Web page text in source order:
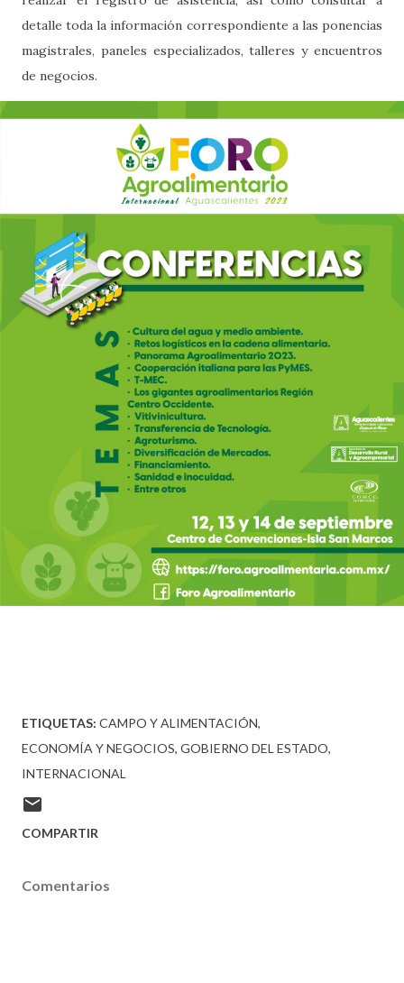
detalle toda la información correspondiente a las ponencias
magistrales, paneles especializados, talleres y encuentros
de negocios.
ETIQUETAS: CAMPO Y ALIMENTACIÓN
ECONOMÍA Y NEGOCIOS GOBIERNO DEL ESTADO
INTERNACIONAL
COMPARTIR
Comentarios